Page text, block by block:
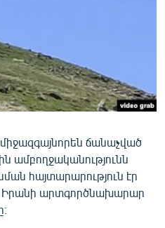
ճանաչված
ամբողջականությունն
հայտարարություն էր
արտգործնախարար